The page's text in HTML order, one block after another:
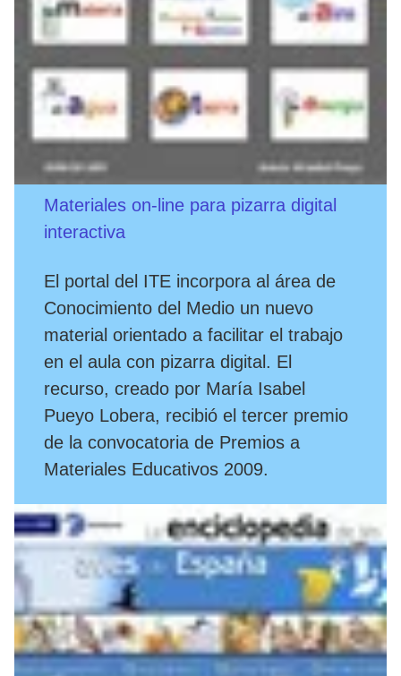
Materiales on-line para pizarra digital
interactiva
El portal del ITE incorpora al área de
Conocimiento del Medio un nuevo
material orientado a facilitar el trabajo
en el aula con pizarra digital. El
recurso, creado por María Isabel
Pueyo Lobera, recibió el tercer premio
de la convocatoria de Premios a
Materiales Educativos 2009.